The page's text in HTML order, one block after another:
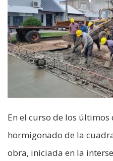
En el curso de los
hormigonado de la
obra, iniciada en la